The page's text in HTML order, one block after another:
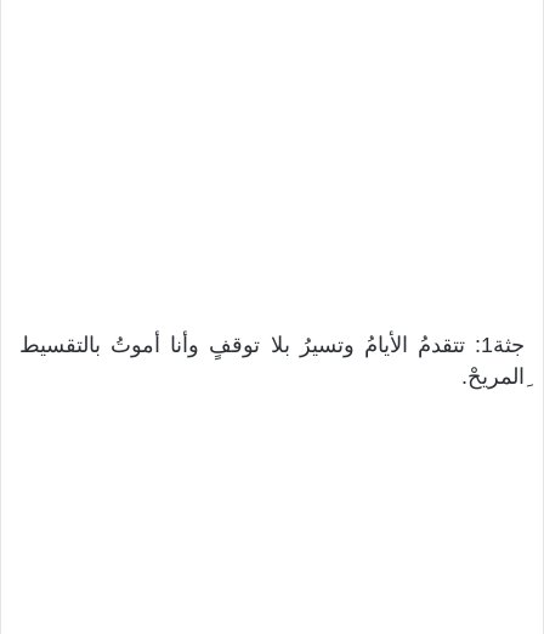
جثة1: تتقدمُ الأيامُ وتسيرُ بلا توقفٍ وأنا أموتُ بالتقسيط
ِالمريحْ.